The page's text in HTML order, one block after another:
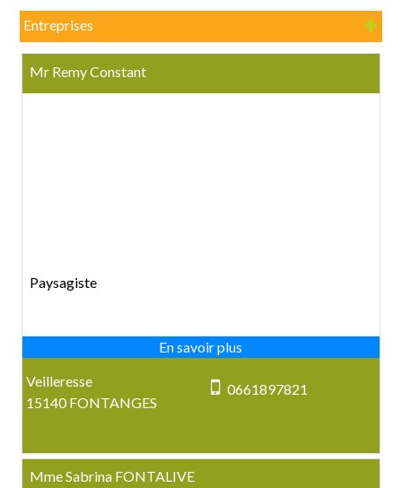
Entreprises
Mr Remy Constant
Paysagiste
Veilleresse
15140 FONTANGES
0661897821
Mme Sabrina FONTALIVE